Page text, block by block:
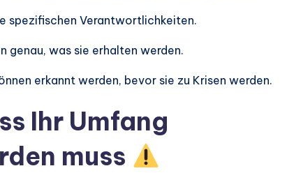
spezifischen Verantwortlichkeiten.
genau, was sie erhalten werden.
erkannt werden, bevor sie zu Krisen werden.
Ihr Umfang
muss